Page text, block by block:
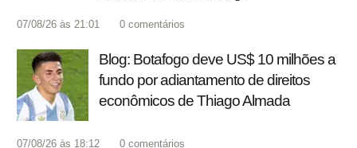
07/08/26 às 21:01 0 comentários
Blog: Botafogo deve US$ 10 milhões a
fundo por adiantamento de direitos
econômicos de Thiago Almada
07/08/26 às 18:12 0 comentários